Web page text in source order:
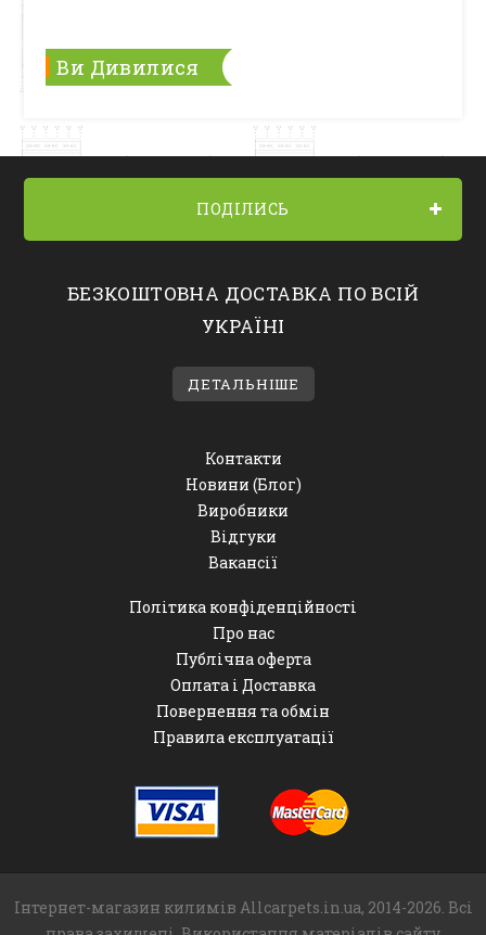
Ви Дивилися
ПОДІЛИСЬ
БЕЗКОШТОВНА ДОСТАВКА ПО ВСІЙ
УКРАЇНІ
ДЕТАЛЬНІШЕ
Контакти
Новини (Блог)
Виробники
Відгуки
Вакансії
Політика конфіденційності
Про нас
Публічна оферта
Оплата і Доставка
Повернення та обмін
Правила експлуатації
Інтернет-магазин килимів Allcarpets.in.ua, 2014-2026. Всі